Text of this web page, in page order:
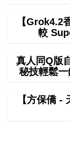
【Grok4.2
較
真人同Q版
秘技輕鬆
【方保僑 -